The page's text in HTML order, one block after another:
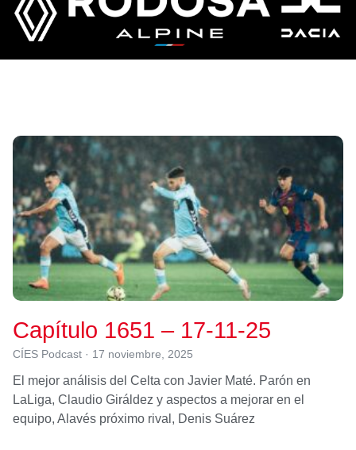
Capítulo 1651 – 17-11-25
CÍES Podcast 17 noviembre, 2025
El mejor análisis del Celta con Javier Maté. Parón en
LaLiga, Claudio Giráldez y aspectos a mejorar en el
equipo, Alavés próximo rival, Denis Suárez